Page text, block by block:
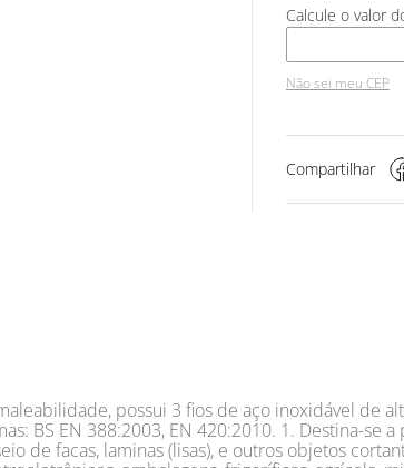
Não sei meu CEP
Compartilhar
possui 3 fios de aço inoxidável de
BS EN 388:2003, EN 420:2010. 1. Destina-se
de facas, laminas (lisas), e outros objetos